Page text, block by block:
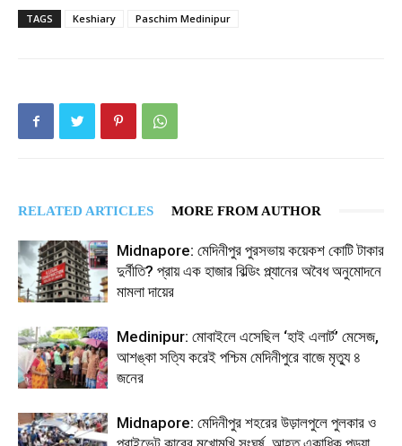
TAGS Keshiary Paschim Medinipur
RELATED ARTICLES MORE FROM AUTHOR
Midnapore: মেদিনীপুর পুরসভায় কয়েকশ কোটি টাকার
দুর্নীতি? প্রায় এক হাজার বিল্ডিং প্ল্যানের অবৈধ অনুমোদনে
মামলা দায়ের
Medinipur: মোবাইলে এসেছিল ‘হাই এলার্ট’ মেসেজ,
আশঙ্কা সত্যি করেই পশ্চিম মেদিনীপুরে বাজে মৃত্যু ৪
জনের
Midnapore: মেদিনীপুর শহরের উড়ালপুলে পুলকার ও